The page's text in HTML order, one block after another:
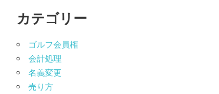
カテゴリー
ゴルフ会員権
会計処理
名義変更
売り方